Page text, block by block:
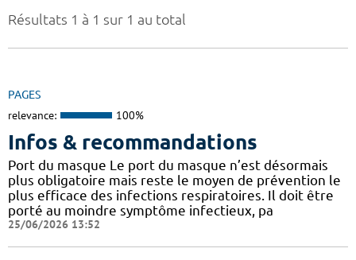
Résultats 1 à 1 sur 1 au total
PAGES
relevance: 100%
Infos & recommandations
Port du masque Le port du masque n’est désormais
plus obligatoire mais reste le moyen de prévention le
plus efficace des infections respiratoires. Il doit être
porté au moindre symptôme infectieux, pa
25/06/2026 13:52